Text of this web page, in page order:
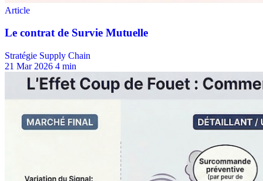
Stratégie Supply Chain
21 Mar 2026 4 min